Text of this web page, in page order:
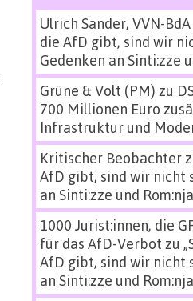
Ulrich Sander, VVN-BdA
die AfD gibt, sind wir
Gedenken an Sinti:zze
Grüne & Volt (PM) zu
700 Millionen Euro
Infrastruktur und
Kritischer Beobachter
AfD gibt, sind wir nicht
an Sinti:zze und Rom:nja
1000 Jurist:innen, die
für das AfD-Verbot zu
AfD gibt, sind wir nicht
an Sinti:zze und Rom:nja